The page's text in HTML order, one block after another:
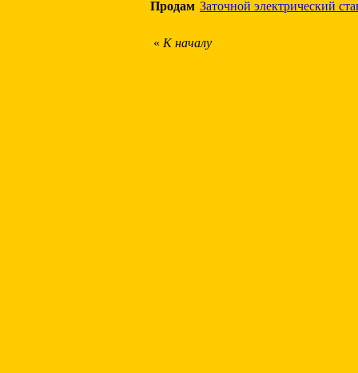
Продам Заточной электрический
« К началу